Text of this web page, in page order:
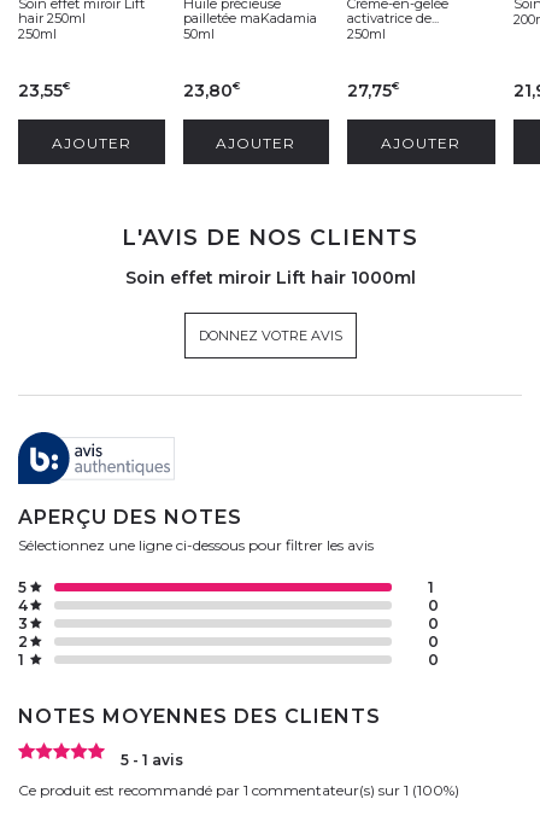
hair 250ml
250ml
23,55€
AJOUTER
pailletée maKadamia
50ml
23,80€
AJOUTER
Crème-en-gelée
activatrice de...
250ml
27,75€
AJOUTER
L'AVIS DE NOS CLIENTS
Soin effet miroir Lift hair 1000ml
DONNEZ VOTRE AVIS
APERÇU DES NOTES
Sélectionnez une ligne ci-dessous pour filtrer les avis
1 0
2 0
3 0
4 0
5 1
NOTES MOYENNES DES CLIENTS
5 - 1 avis
Ce produit est recommandé par 1 commentateur(s) sur 1 (100%)